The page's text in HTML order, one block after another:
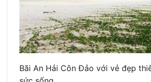
Bãi An Hải Côn Đảo với vẻ đẹp